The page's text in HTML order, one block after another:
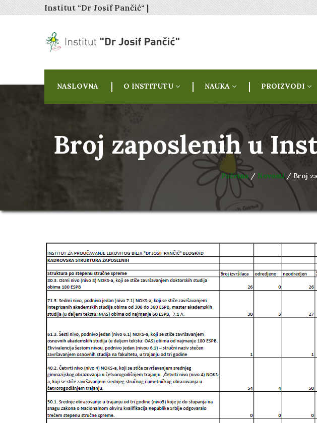
Institut “Dr Josif Pančić“ |
NASLOVNA O INSTITUTU NAUKA PROIZVODI
Broj zaposlenih u
Početna / Novosti/ Broj